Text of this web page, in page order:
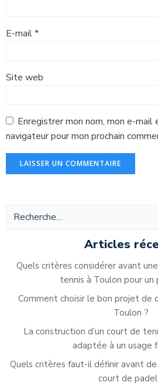
E-mail*
Site web
Enregistrer mon nom, mon e-
navigateur pour mon prochain
Articles
Quels critères considérer avant
tennis à Toulon pour un
Comment choisir le bon projet de
Toulon ?
La construction d’un court de
adaptée à un usage
Quels critères faut-il définir avant
court de